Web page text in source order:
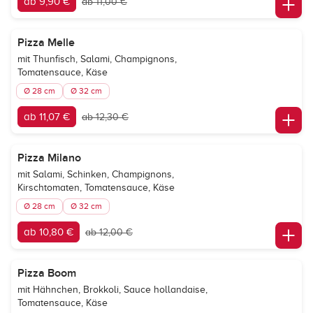
Pizza Melle
mit Thunfisch, Salami, Champignons,
Tomatensauce, Käse
Ø 28 cm Ø 32 cm
ab 11,07 € ab 12,30 €
Pizza Milano
mit Salami, Schinken, Champignons,
Kirschtomaten, Tomatensauce, Käse
Ø 28 cm Ø 32 cm
ab 10,80 € ab 12,00 €
Pizza Boom
mit Hähnchen, Brokkoli, Sauce hollandaise,
Tomatensauce, Käse